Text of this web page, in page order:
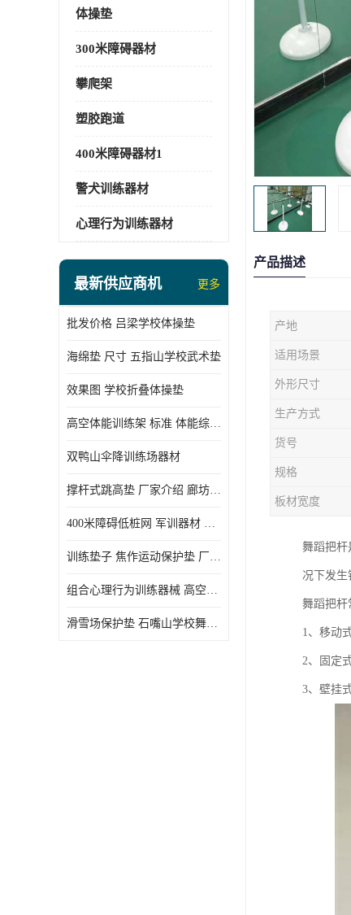
体操垫
300米障碍器材
攀爬架
塑胶跑道
400米障碍器材1
警犬训练器材
心理行为训练器材
最新供应商机 更多
批发价格 吕梁学校体操垫
海绵垫 尺寸 五指山学校武术垫
效果图 学校折叠体操垫
高空体能训练架 标准 体能综合训练架
双鸭山伞降训练场器材
撑杆式跳高垫 厂家介绍 廊坊舞蹈室体操垫
400米障碍低桩网 军训器材 厂家实物图
训练垫子 焦作运动保护垫 厂家销售
组合心理行为训练器械 高空拓展训练架 守信厂家
滑雪场保护垫 石嘴山学校舞蹈垫
产品描述
产地
适用场景
外形尺寸
生产方式
货号
规格
板材宽度
舞蹈把杆
况下发生
舞蹈把杆
1、移动
2、固定
3、壁挂